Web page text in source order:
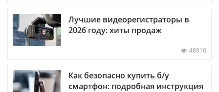
Лучшие видеорегистраторы в
2026 году: хиты продаж
48916
Как безопасно купить б/у
смартфон: подробная инструкция